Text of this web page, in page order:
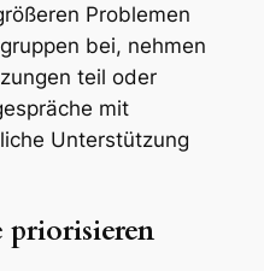
Problemen
bei, nehmen
teil oder
mit
Unterstützung
priorisieren